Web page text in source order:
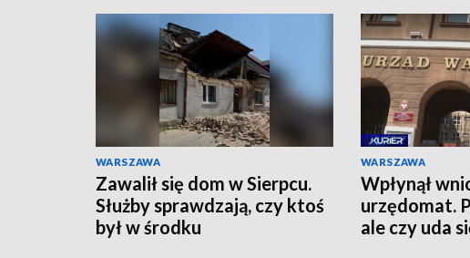
WARSZAWA
Zawalił się dom w Sierpcu.
Służby sprawdzają, czy ktoś
był w środku
WARSZAWA
Wpłynął
urzędomat.
ale czy uda